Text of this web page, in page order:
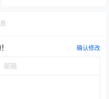
确认修改